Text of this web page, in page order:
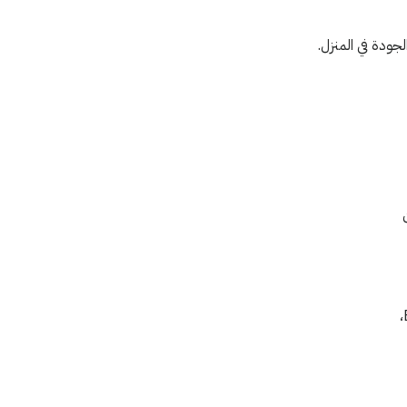
في المنزل.
والمواصفات. بالإضافة إلى ما سبق، يوجد طرازات لتحضير قهوة أمريكية (قهوة فلت/دريب) مثل ديلونجي BCO420،